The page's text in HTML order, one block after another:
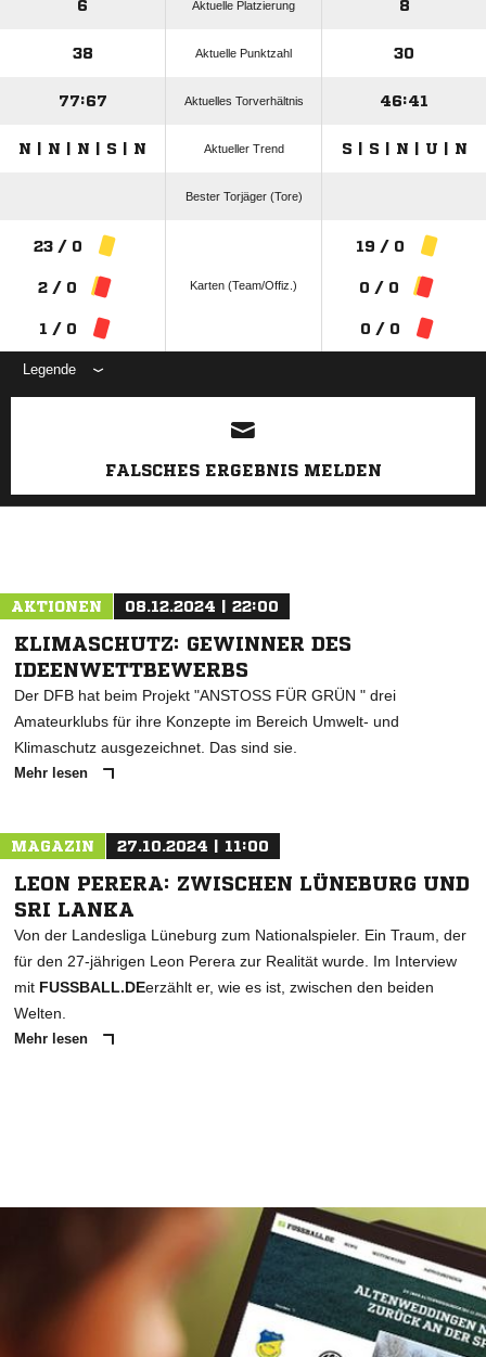
6 Aktuelle Platzierung 8
38 Aktuelle Punktzahl 30
77:67 Aktuelles Torverhältnis 46:41
N | N | N | S | N Aktueller Trend S | S | N | U | N
Bester Torjäger (Tore)
23 / 0
2 / 0
1 / 0
Karten (Team/Offiz.)
19 / 0
0 / 0
0 / 0
Legende
ANZEIGE
FALSCHES ERGEBNIS MELDEN
AKTIONEN 08.12.2024 | 22:00
KLIMASCHUTZ: GEWINNER DES
IDEENWETTBEWERBS
Der DFB hat beim Projekt "ANSTOSS FÜR GRÜN " drei
Amateurklubs für ihre Konzepte im Bereich Umwelt- und
Klimaschutz ausgezeichnet. Das sind sie.
Mehr lesen
MAGAZIN 27.10.2024 | 11:00
LEON PERERA: ZWISCHEN LÜNEBURG UND
SRI LANKA
Von der Landesliga Lüneburg zum Nationalspieler. Ein Traum, der
für den 27-jährigen Leon Perera zur Realität wurde. Im Interview
mit FUSSBALL.DEerzählt er, wie es ist, zwischen den beiden
Welten.
Mehr lesen